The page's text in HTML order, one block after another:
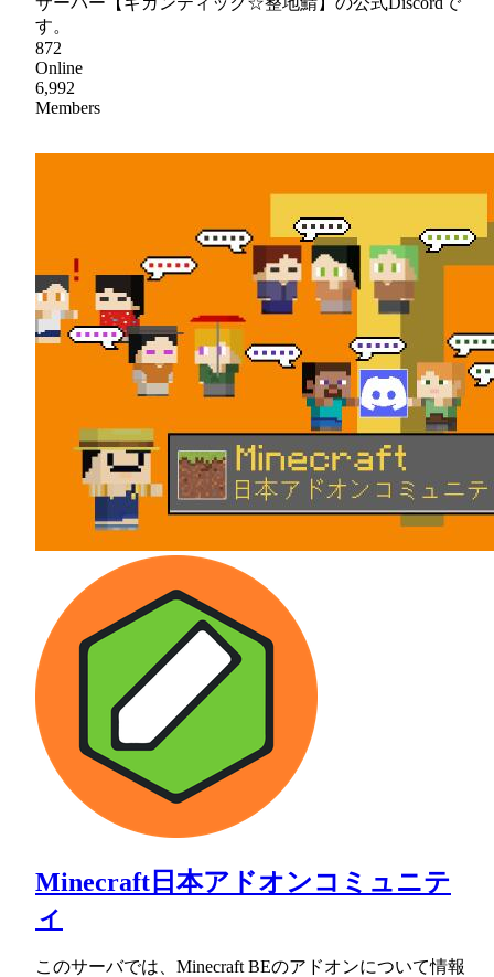
す。
872
Online
6,992
Members
Minecraft日本アドオンコミュニテ
ィ
このサーバでは、Minecraft BEのアドオンについて情報